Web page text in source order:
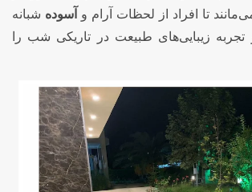
تا افراد از لحظات آرام و آسوده شبانه
تجربه زیبایی‌های طبیعت در تاریکی شب را